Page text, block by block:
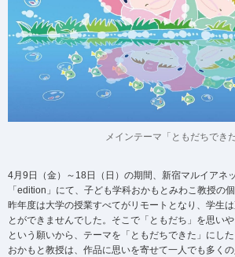
メインテーマ「ともだちできた
4月9日（金）～18日（日）の期間、新宿マルイアネ
「edition」にて、子ども学科おかもとみわこ教授の
昨年度は大学の授業すべてがリモートとなり、学生
とができませんでした。そこで「ともだち」を思い
という願いから、テーマを「ともだちできた」にした
おかもと教授は、作品に思いを寄せて一人でも多く